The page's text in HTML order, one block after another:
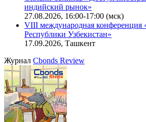
Онлайн-семинар «Новый
офисную недвижимость»
11.08.2026, 16:30-18:00 (мск)
Онлайн-семинар «Доступ
индийский рынок»
VIII международная конференция
Республики Узбекистан»
17.09.2026, Ташкент
ЖурналCbonds Review